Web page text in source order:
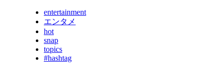
entertainment
エンタメ
hot
snap
topics
#hashtag